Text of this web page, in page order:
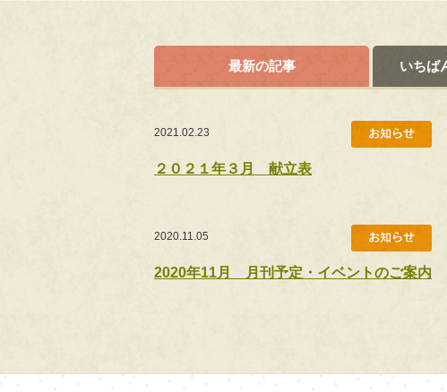
最新の記事 いちば
2021.02.23
２０２１年３月 献立表
2020.11.05
2020年11月 月刊予定・イベントのご案内